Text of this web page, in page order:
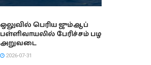
ஒலுவில் பெரிய ஜும்ஆப்
பள்ளிவாயலில் பேரிச்சம் பழ
அறுவடை
2026-07-31